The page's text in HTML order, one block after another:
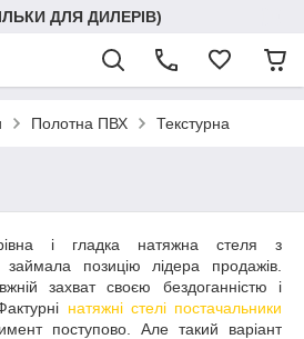
ДЛЯ ДИЛЕРІВ)
Полотна ПВХ Текстурна
і гладка натяжна стеля з
позицію лідера продажів.
захват своєю бездоганністю і
натяжні стелі постачальники
поступово. Але такий варіант